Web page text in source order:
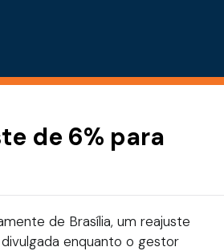
de 6% para
de Brasília, um reajuste
enquanto o gestor